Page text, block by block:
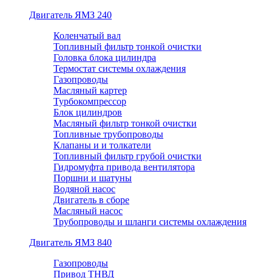
Двигатель ЯМЗ 240
Коленчатый вал
Топливный фильтр тонкой очистки
Головка блока цилиндра
Термостат системы охлаждения
Газопроводы
Масляный картер
Турбокомпрессор
Блок цилиндров
Масляный фильтр тонкой очистки
Топливные трубопроводы
Клапаны и и толкатели
Топливный фильтр грубой очистки
Гидромуфта привода вентилятора
Поршни и шатуны
Водяной насос
Двигатель в сборе
Масляный насос
Трубопроводы и шланги системы охлаждения
Двигатель ЯМЗ 840
Газопроводы
Привод ТНВД